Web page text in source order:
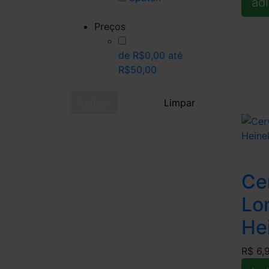
Preços
de R$0,00 até
R$50,00
Limpar
R$